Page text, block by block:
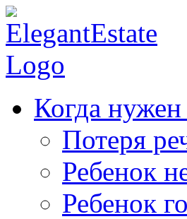
Когда нужен
Потеря
Ребенок
Ребенок